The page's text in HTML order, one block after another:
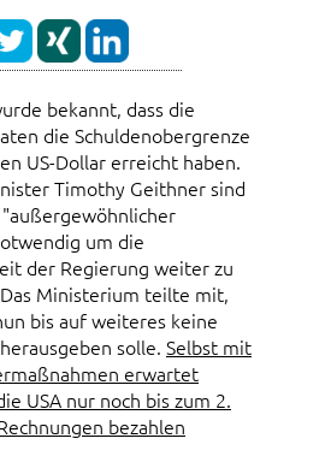
bekannt, dass die
die Schuldenobergrenze
US-Dollar erreicht haben.
Timothy Geithner sind
um die
der Regierung weiter zu
Ministerium teilte mit,
bis auf weiteres keine
solle. Selbst mit
erwartet
USA nur noch bis zum 2.
bezahlen